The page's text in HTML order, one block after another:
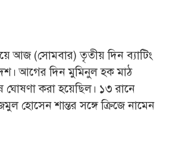
আজ (সোমবার) তৃতীয় দিন ব্যাটিং
আগের দিন মুমিনুল হক মাঠ
ঘোষণা করা হয়েছিল। ১৩ রানে
হোসেন শান্তর সঙ্গে ক্রিজে নামেন